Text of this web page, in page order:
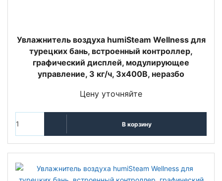
Увлажнитель воздуха humiSteam Wellness для
турецких бань, встроенный контроллер,
графический дисплей, модулирующее
управление, 3 кг/ч, 3х400В, неразбо
Цену уточняйте
В корзину